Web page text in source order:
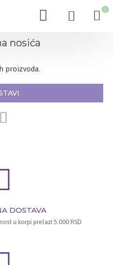
0
nosića
proizvoda.
DOSTAVA
u korpi prelazi 5.000 RSD